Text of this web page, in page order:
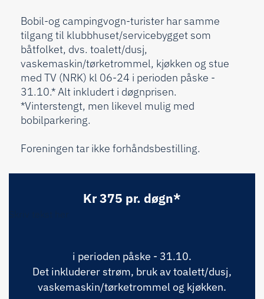
Bobil-og campingvogn-turister har samme
tilgang til klubbhuset/servicebygget som
båtfolket, dvs. toalett/dusj,
vaskemaskin/tørketrommel, kjøkken og stue
med TV (NRK) kl 06-24 i perioden påske -
31.10.* Alt inkludert i døgnprisen.
*Vinterstengt, men likevel mulig med
bobilparkering.
Foreningen tar ikke forhåndsbestilling.
Kr 375 pr. døgn*
i perioden påske - 31.10.
Det inkluderer strøm, bruk av toalett/dusj,
vaskemaskin/tørketrommel og kjøkken.